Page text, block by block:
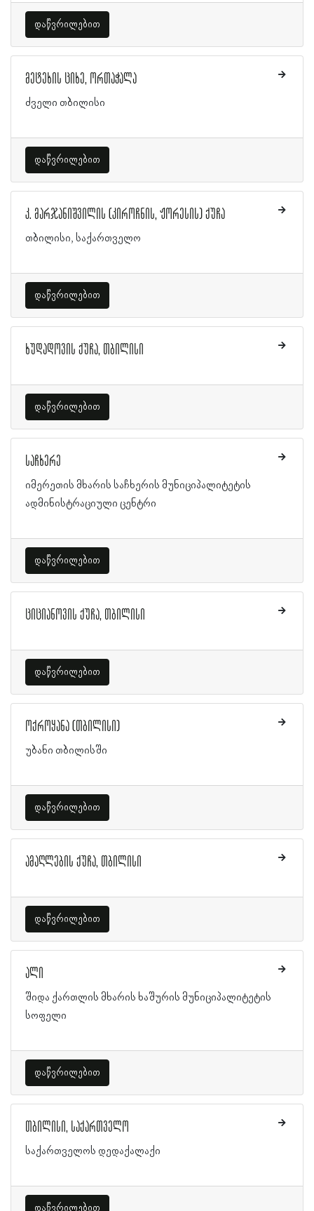
დაწვრილებით
მეტეხის ციხე, ორთაჭალა
ძველი თბილისი
დაწვრილებით
კ. მარჯანიშვილის (კიროჩნის, ჟორესის) ქუჩა
თბილისი, საქართველო
დაწვრილებით
ხუდადოვის ქუჩა, თბილისი
დაწვრილებით
საჩხერე
იმერეთის მხარის საჩხერის მუნიციპალიტეტის
ადმინისტრაციული ცენტრი
დაწვრილებით
ციციანოვის ქუჩა, თბილისი
დაწვრილებით
ოქროყანა (თბილისი)
უბანი თბილისში
დაწვრილებით
ამაღლების ქუჩა, თბილისი
დაწვრილებით
ალი
შიდა ქართლის მხარის ხაშურის მუნიციპალიტეტის
სოფელი
დაწვრილებით
თბილისი, საქართველო
საქართველოს დედაქალაქი
დაწვრილებით